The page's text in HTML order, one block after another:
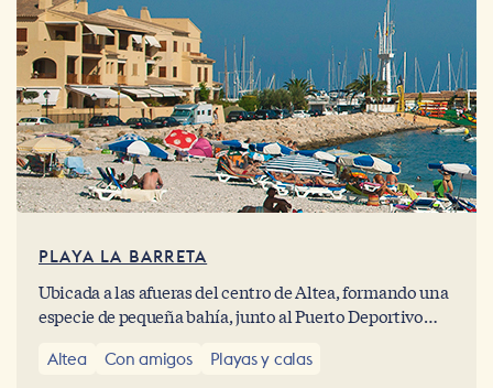
PLAYA LA BARRETA
Ubicada a las afueras del centro de Altea, formando una
especie de pequeña bahía, junto al Puerto Deportivo
Altea Con amigos Playas y calas